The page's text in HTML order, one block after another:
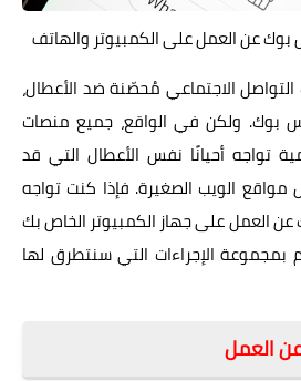
عن العمل على الكمبيوتر والهاتف
الاجتماعي مُحصّنة ضد الأعطال،
بوك. ولكن في الواقع، جميع منصات
تواجه أحيانًا نفس الأعطال التي قد
الويب الصغيرة. فإذا كنت تواجه
العمل على جهاز الكمبيوتر الخاص بك
بمجموعة الإجراءات التي سنتطرق لها
العمل